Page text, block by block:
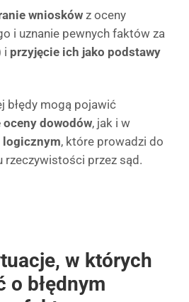
wniosków z oceny
i uznanie pewnych faktów za
i przyjęcie ich jako podstawy
błędy mogą pojawić
dowodów, jak i w
logicznym, które prowadzi do
rzeczywistości przez sąd.
w których
o błędnym